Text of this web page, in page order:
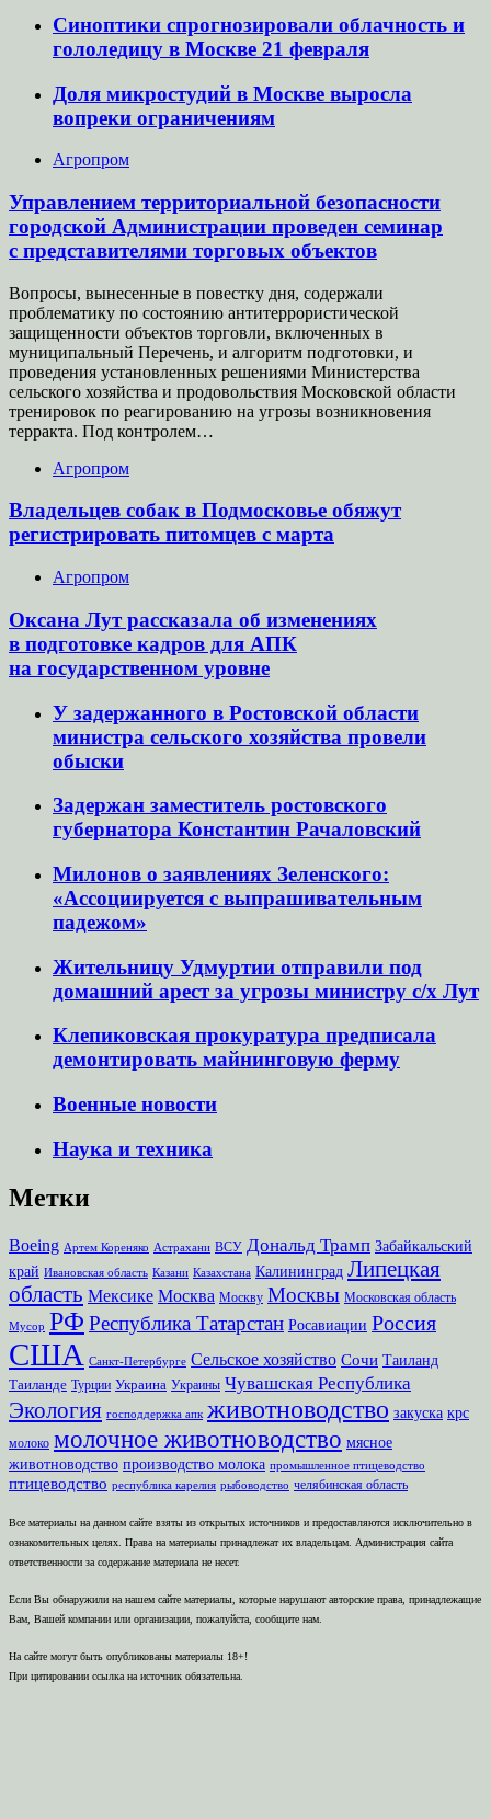
Синоптики спрогнозировали облачность и
гололедицу в Москве 21 февраля
Доля микростудий в Москве выросла
вопреки ограничениям
Агропром
Управлением территориальной безопасности
городской Администрации проведен семинар
с представителями торговых объектов
Вопросы, вынесенные в повестку дня, содержали
проблематику по состоянию антитеррористической
защищенности объектов торговли, включенных в
муниципальный Перечень, и алгоритм подготовки, и
проведения установленных решениями Министерства
сельского хозяйства и продовольствия Московской области
тренировок по реагированию на угрозы возникновения
терракта. Под контролем…
Агропром
Владельцев собак в Подмосковье обяжут
регистрировать питомцев с марта
Агропром
Оксана Лут рассказала об изменениях
в подготовке кадров для АПК
на государственном уровне
У задержанного в Ростовской области
министра сельского хозяйства провели
обыски
Задержан заместитель ростовского
губернатора Константин Рачаловский
Милонов о заявлениях Зеленского:
«Ассоциируется с выпрашивательным
падежом»
Жительницу Удмуртии отправили под
домашний арест за угрозы министру с/х Лут
Клепиковская прокуратура предписала
демонтировать майнинговую ферму
Военные новости
Наука и техника
Метки
Boeing Артем Кореняко Астрахани ВСУ Дональд Трамп Забайкальский
край Ивановская область Казани Казахстана Калининград Липецкая
область Мексике Москва Москву Москвы Московская область
Мусор РФ Республика Татарстан Росавиации Россия
США Санкт-Петербурге Сельское хозяйство Сочи Таиланд
Таиланде Турции Украина Украины Чувашская Республика
Экология господдержка апк животноводство закуска крс
молоко молочное животноводство мясное
животноводство производство молока промышленное птицеводство
птицеводство республика карелия рыбоводство челябинская область
Все материалы на данном сайте взяты из открытых источников и предоставляются исключительно в
ознакомительных целях. Права на материалы принадлежат их владельцам. Администрация сайта
ответственности за содержание материала не несет.
Если Вы обнаружили на нашем сайте материалы, которые нарушают авторские права, принадлежащие
Вам, Вашей компании или организации, пожалуйста, сообщите нам.
На сайте могут быть опубликованы материалы 18+!
При цитировании ссылка на источник обязательна.